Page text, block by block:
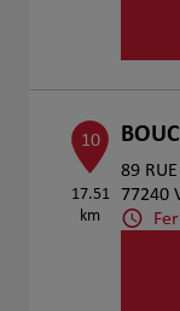
10
17.51
km
89 RUE
77240